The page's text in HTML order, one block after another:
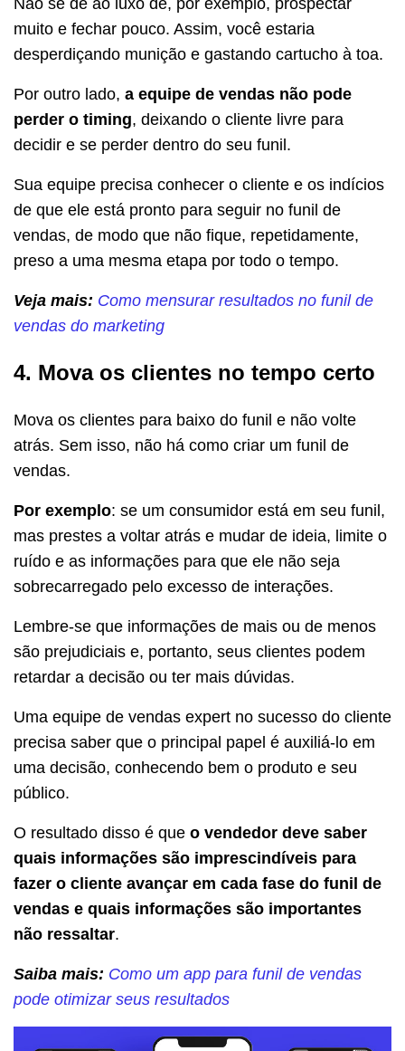
Não se dê ao luxo de, por exemplo, prospectar
muito e fechar pouco. Assim, você estaria
desperdiçando munição e gastando cartucho à toa.
Por outro lado, a equipe de vendas não pode
perder o timing, deixando o cliente livre para
decidir e se perder dentro do seu funil.
Sua equipe precisa conhecer o cliente e os indícios
de que ele está pronto para seguir no funil de
vendas, de modo que não fique, repetidamente,
preso a uma mesma etapa por todo o tempo.
Veja mais: Como mensurar resultados no funil de
vendas do marketing
4. Mova os clientes no tempo certo
Mova os clientes para baixo do funil e não volte
atrás. Sem isso, não há como criar um funil de
vendas.
Por exemplo: se um consumidor está em seu funil,
mas prestes a voltar atrás e mudar de ideia, limite o
ruído e as informações para que ele não seja
sobrecarregado pelo excesso de interações.
Lembre-se que informações de mais ou de menos
são prejudiciais e, portanto, seus clientes podem
retardar a decisão ou ter mais dúvidas.
Uma equipe de vendas expert no sucesso do cliente
precisa saber que o principal papel é auxiliá-lo em
uma decisão, conhecendo bem o produto e seu
público.
O resultado disso é que o vendedor deve saber
quais informações são imprescindíveis para
fazer o cliente avançar em cada fase do funil de
vendas e quais informações são importantes
não ressaltar.
Saiba mais: Como um app para funil de vendas
pode otimizar seus resultados